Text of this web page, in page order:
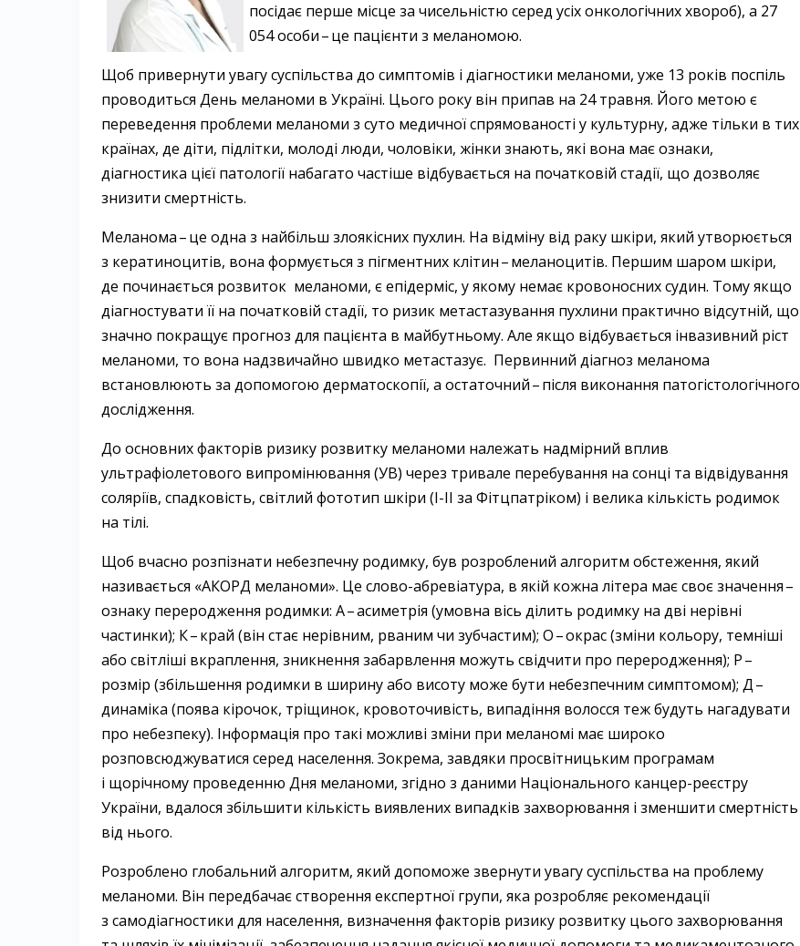
посідає перше місце за чисельністю серед усіх онкологічних хвороб), а 27
054 особи – ​це пацієнти з меланомою.
Щоб привернути увагу суспільства до симптомів і діагностики меланоми, уже 13 років поспіль
проводиться День меланоми в Україні. Цього року він припав на 24 травня. Його метою є
переведення проблеми меланоми з суто медичної спрямованості у культурну, адже тільки в тих
країнах, де діти, підлітки, молоді люди, чоловіки, жінки знають, які вона має ознаки,
діагностика цієї патології набагато частіше відбувається на початковій стадії, що дозволяє
знизити смертність.
Меланома – ​це одна з найбільш злоякісних пухлин. На відміну від раку шкіри, який утворюється
з кератиноцитів, вона формується з пігментних клітин – ​меланоцитів. Першим шаром шкіри,
де починається розвиток меланоми, є епідерміс, у якому немає кровоносних судин. Тому якщо
діагностувати її на початковій стадії, то ризик метастазування пухлини практично відсутній, що
значно покращує прогноз для пацієнта в майбутньому. Але якщо відбувається інвазивний ріст
меланоми, то вона надзвичайно швидко метастазує. Первинний діагноз меланома
встановлюють за допомогою дерматоскопії, а остаточний – ​після виконання патогістологічного
дослідження.
До основних факторів ризику розвитку меланоми належать надмірний вплив
ультрафіолетового випромінювання (УВ) через тривале перебування на сонці та відвідування
соляріїв, спадковість, світлий фототип шкіри (І-ІІ за Фітцпатріком) і велика кількість родимок
на тілі.
Щоб вчасно розпізнати небезпечну родимку, був розроблений алгоритм обстеження, який
називається «АКОРД меланоми». Це слово-абревіатура, в якій кожна літера має своє значення – ​
ознаку переродження родимки: А – ​асиметрія (умовна вісь ділить родимку на дві нерівні
частинки); К – ​край (він стає нерівним, рваним чи зубчастим); О – ​окрас (зміни кольору, темніші
або світліші вкраплення, зникнення забарвлення можуть свідчити про переродження); Р – ​
розмір (збільшення родимки в ширину або висоту може бути небезпечним симптомом); Д – ​
динаміка (поява кірочок, тріщинок, кровоточивість, випадіння волосся теж будуть нагадувати
про небезпеку). Інформація про такі можливі зміни при меланомі має широко
розповсюджуватися серед населення. Зокрема, завдяки просвітницьким програмам
і щорічному проведенню Дня меланоми, згідно з даними Національного канцер-реєстру
України, вдалося збільшити кількість виявлених випадків захворювання і зменшити смертність
від нього.
Розроблено глобальний алгоритм, який допоможе звернути увагу суспільства на проблему
меланоми. Він передбачає створення експертної групи, яка розробляє рекомендації
з самодіагностики для населення, визначення факторів ризику розвитку цього захворювання